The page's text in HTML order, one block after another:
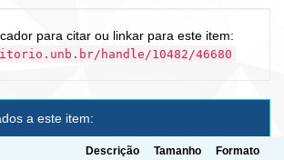
para citar ou linkar para este item:
handle/10482/46680
a este item:
Descrição Tamanho Formato